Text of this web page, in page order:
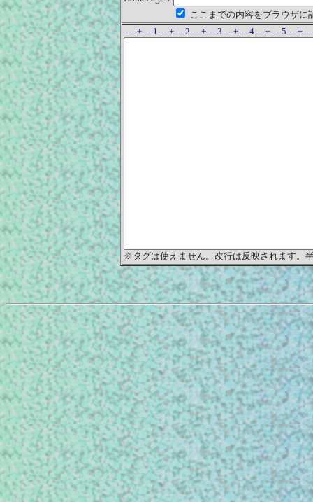
ここまでの内容をブラウザに
----+----1----+----2----+----3----+----4----+----5----
※タグは使えません。改行は反映されます。